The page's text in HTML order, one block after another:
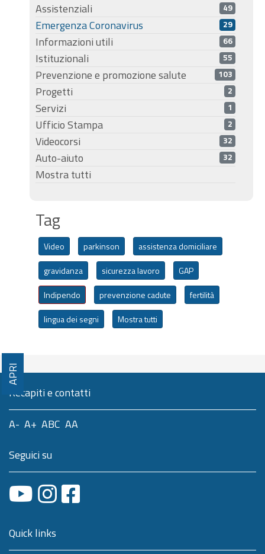
Assistenziali 49
Emergenza Coronavirus 29
Informazioni utili 66
Istituzionali 55
Prevenzione e promozione salute 103
Progetti 2
Servizi 1
Ufficio Stampa 2
Videocorsi 32
Auto-aiuto 32
Mostra tutti
Tag
Video parkinson
assistenza domiciliare
gravidanza
sicurezza lavoro
GAP
Indipendo
prevenzione cadute
fertilità
lingua dei segni
Mostra tutti
APRI
Recapiti e contatti
A- A+ ABC AA
Seguici su
Quick links